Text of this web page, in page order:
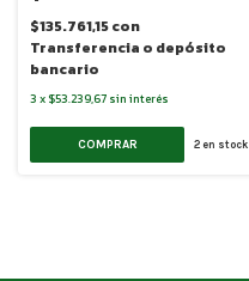
$135.761,15con
Transferencia o depósito
bancario
3 x $53.239,67 sin interés
COMPRAR 2en stock